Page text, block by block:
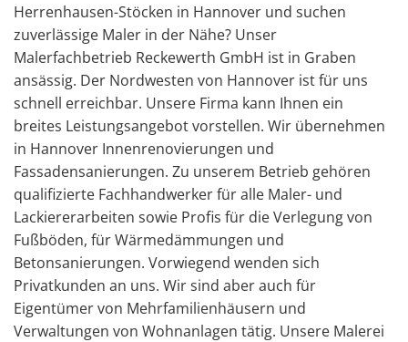
Herrenhausen-Stöcken in Hannover und suchen
zuverlässige Maler in der Nähe? Unser
Malerfachbetrieb Reckewerth GmbH ist in Graben
ansässig. Der Nordwesten von Hannover ist für uns
schnell erreichbar. Unsere Firma kann Ihnen ein
breites Leistungsangebot vorstellen. Wir übernehmen
in Hannover Innenrenovierungen und
Fassadensanierungen. Zu unserem Betrieb gehören
qualifizierte Fachhandwerker für alle Maler- und
Lackiererarbeiten sowie Profis für die Verlegung von
Fußböden, für Wärmedämmungen und
Betonsanierungen. Vorwiegend wenden sich
Privatkunden an uns. Wir sind aber auch für
Eigentümer von Mehrfamilienhäusern und
Verwaltungen von Wohnanlagen tätig. Unsere Malerei